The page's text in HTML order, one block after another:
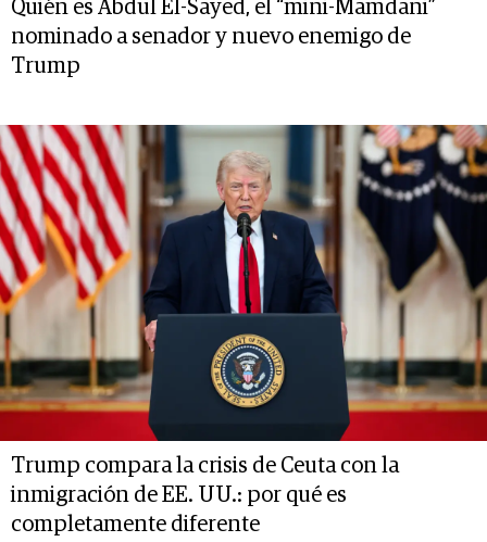
Quién es Abdul El-Sayed, el “mini-Mamdani”
nominado a senador y nuevo enemigo de
Trump
Trump compara la crisis de Ceuta con la
inmigración de EE. UU.: por qué es
completamente diferente